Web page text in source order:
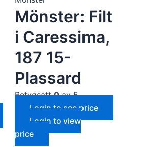
Mönster: Filt
i Caressima,
187 15-
Plassard
Betygsatt0av 5
Login to see price
Login to view
price